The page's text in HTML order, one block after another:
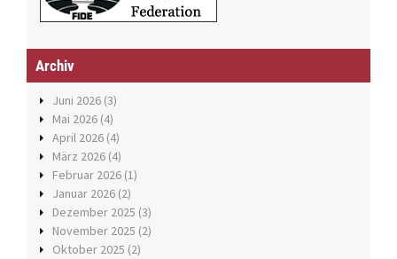
Archiv
Juni 2026 (3)
Mai 2026 (4)
April 2026 (4)
März 2026 (4)
Februar 2026 (1)
Januar 2026 (2)
Dezember 2025 (3)
November 2025 (2)
Oktober 2025 (2)